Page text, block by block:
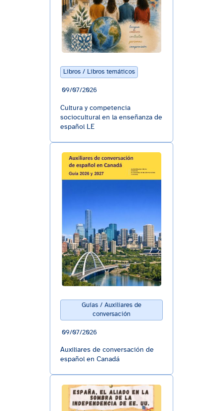
Libros / Libros temáticos
09/07/2026
Cultura y competencia
sociocultural en la enseñanza de
español LE
Guías / Auxiliares de
conversación
09/07/2026
Auxiliares de conversación de
español en Canadá